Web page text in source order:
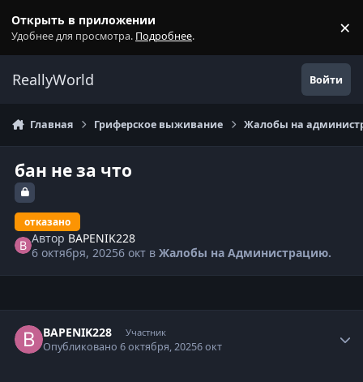
Открыть в приложении
Удобнее для просмотра. Подробнее. ×
ReallyWorld Войти
Главная Гриферское выживание Жалобы на
бан не за что
отказано
Автор BAPENIK228
6 октября, 20256 окт вЖалобы на Администрацию.
BAPENIK228 Участник
Опубликовано6 октября, 20256 окт